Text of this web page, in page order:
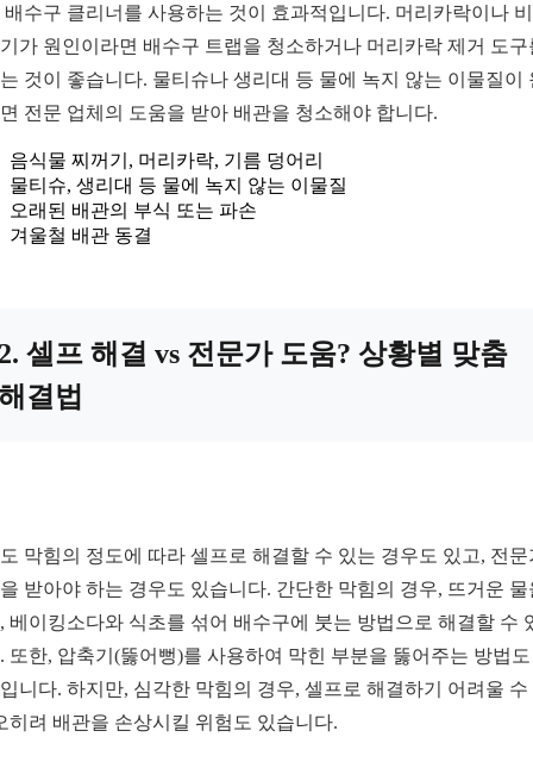
배수구 클리너를 사용하는 것이 효과적입니다. 머리카락이나
가 원인이라면 배수구 트랩을 청소하거나 머리카락 제거 도구
것이 좋습니다. 물티슈나 생리대 등 물에 녹지 않는 이물질이
전문 업체의 도움을 받아 배관을 청소해야 합니다.
음식물 찌꺼기, 머리카락, 기름 덩어리
물티슈, 생리대 등 물에 녹지 않는 이물질
오래된 배관의 부식 또는 파손
겨울철 배관 동결
셀프 해결 vs 전문가 도움? 상황별 맞춤
결법
막힘의 정도에 따라 셀프로 해결할 수 있는 경우도 있고, 전문
받아야 하는 경우도 있습니다. 간단한 막힘의 경우, 뜨거운 물
베이킹소다와 식초를 섞어 배수구에 붓는 방법으로 해결할 수
또한, 압축기(뚫어뻥)를 사용하여 막힌 부분을 뚫어주는 방법
니다. 하지만, 심각한 막힘의 경우, 셀프로 해결하기 어려울 수
히려 배관을 손상시킬 위험도 있습니다.